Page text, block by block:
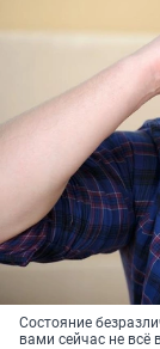
Состояние
вами сейчас не всё